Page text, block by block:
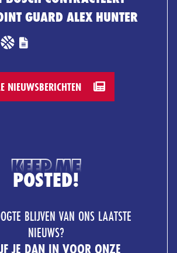
GUARD ALEX HUNTER
NIEUWSBERICHTEN
KEEP ME
POSTED!
BLIJVEN VAN ONS LAATSTE
NIEUWS?
JE DAN IN VOOR ONZE